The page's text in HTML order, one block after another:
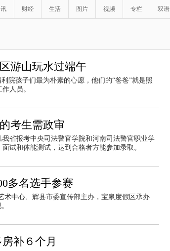
财经 生活 图片 视频 专栏 双语
游山玩水过端午
院孩子们最为朴素的心愿，他们的“爸爸”就是照
人员。
考生需政审
省报考中央司法警官学院和河南司法警官职业学
试和体能测试，达到合格者方能参加录取。
多名选手参赛
中心、辉县市委宣传部主办，宝泉度假区承办
补６个月